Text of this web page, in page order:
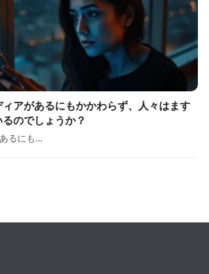
アがあるにもかかわらず、人々はます
のでしょうか？
るにも…